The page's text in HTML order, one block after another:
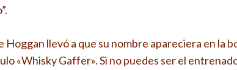
Hoggan llevó a que su nombre apareciera en la
«Whisky Gaffer». Si no puedes ser el